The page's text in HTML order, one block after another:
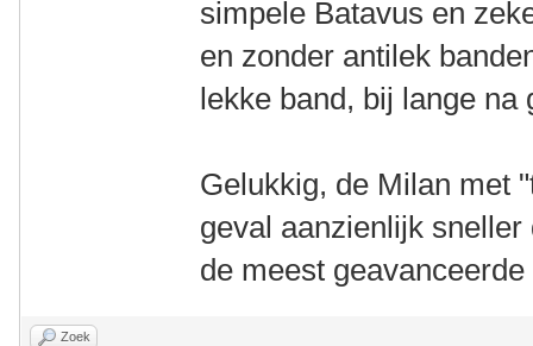
simpele Batavus en
en zonder antilek
lekke band, bij lange na
Gelukkig, de Milan met
geval aanzienlijk
de meest
Zoek